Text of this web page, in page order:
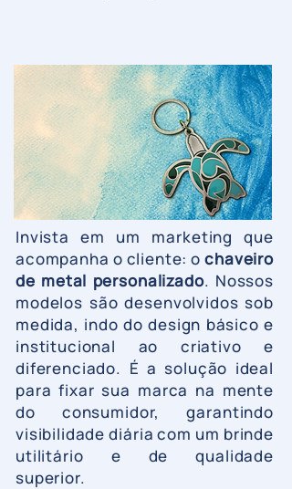
Invista em um marketing que
acompanha o cliente: ochaveiro
de metal personalizado. Nossos
modelos são desenvolvidos sob
medida, indo do design básico e
institucional ao criativo e
diferenciado. É a solução ideal
para fixar sua marca na mente
do consumidor, garantindo
visibilidade diária com um brinde
utilitário e de qualidade
superior.